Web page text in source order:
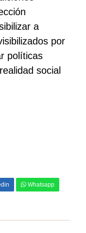
a
por
políticas
social
Whatsapp